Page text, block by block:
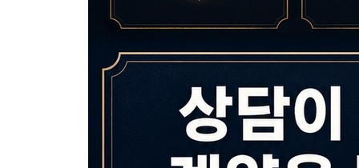
12장. 자주 막히는 상황별 문답(Q&A)과 부록 문장
1절. 할인만 묻는 고객은 어떻게 다뤄야 할까
2절. 무료 상담만 반복하는 고객은 어디서 끊어야
3절. 상담 뒤 잠잠한 고객은 어떻게 다시 열어야 할
4절. 복붙해서 바로 쓰는 후속 연락 문장과 정리 문
에필로그. 많이 설명한 날보다 잘 물은 날이 계약을